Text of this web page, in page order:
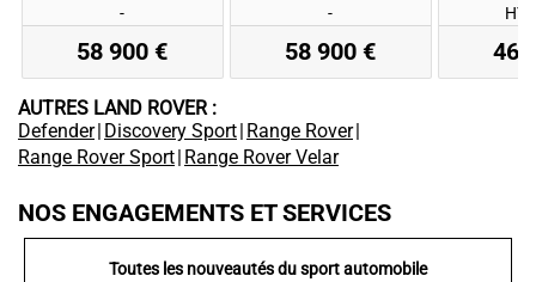
-
58 900 €
-
58 900 € 46
AUTRES LAND ROVER :
Defender| Discovery Sport| Range Rover|
Range Rover Sport| Range Rover Velar
NOS ENGAGEMENTS ET SERVICES
Toutes les nouveautés du sport automobile